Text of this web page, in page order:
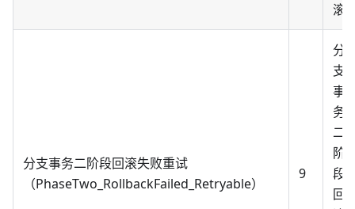
滚
分支事务二阶段回滚失败重试
（PhaseTwo_RollbackFailed_Retryable）
9
分
支
事
务
二
阶
段
回